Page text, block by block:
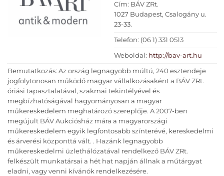
Cím: BÁV ZRt.
1027 Budapest, Csalogány u.
23-33.
Telefon: (06 1) 331 0513
Weboldal: http://bav-art.hu
Bemutatkozás: Az ország legnagyobb múltú, 240 esztendeje
jogfolytonosan működő magyar vállalkozásaként a BÁV ZRt.
óriási tapasztalatával, szakmai tekintélyével és
megbízhatóságával hagyományosan a magyar
műkereskedelem meghatározó szereplője. A 2007-ben
megújult BÁV Aukciósház mára a magyarországi
műkereskedelem egyik legfontosabb színterévé, kereskedelmi
és árverési központtá vált. . Hazánk legnagyobb
műkereskedelmi üzlethálózatával rendelkező BÁV ZRt.
felkészült munkatársai a hét hat napján állnak a műtárgyat
eladni, vagy venni kívánók rendelkezésére.